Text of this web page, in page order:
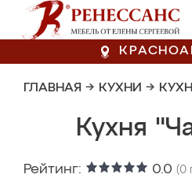
ГЛАВНАЯ → КУХНИ →
Кухня
Рейтинг: 0.0 (0